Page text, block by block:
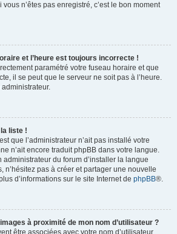
n’êtes pas enregistré, c’est le bon moment
et l’heure est toujours incorrecte !
paramétré votre fuseau horaire et que
il se peut que le serveur ne soit pas à l’heure.
liste !
que l’administrateur n’ait pas installé votre
n’ait encore traduit phpBB dans votre langue.
administrateur du forum d’installer la langue
n’hésitez pas à créer et partager une nouvelle
d’informations sur le site Internet de phpBB®.
à proximité de mon nom d’utilisateur ?
être associées avec votre nom d’utilisateur